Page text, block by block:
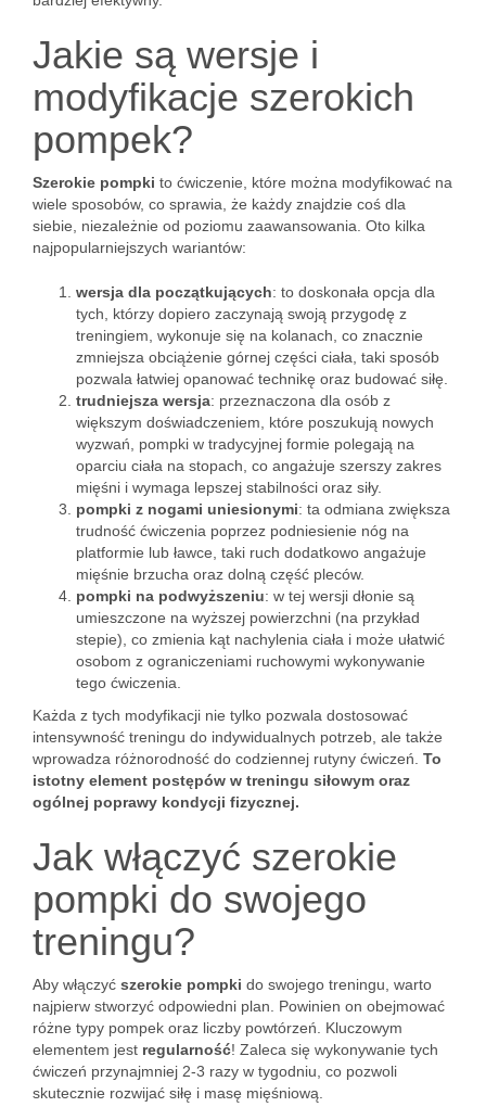
Jakie są wersje i
modyfikacje szerokich
pompek?
Szerokie pompki to ćwiczenie, które można modyfikować na
wiele sposobów, co sprawia, że każdy znajdzie coś dla
siebie, niezależnie od poziomu zaawansowania. Oto kilka
najpopularniejszych wariantów:
wersja dla początkujących: to doskonała opcja dla
tych, którzy dopiero zaczynają swoją przygodę z
treningiem, wykonuje się na kolanach, co znacznie
zmniejsza obciążenie górnej części ciała, taki sposób
pozwala łatwiej opanować technikę oraz budować siłę.
trudniejsza wersja: przeznaczona dla osób z
większym doświadczeniem, które poszukują nowych
wyzwań, pompki w tradycyjnej formie polegają na
oparciu ciała na stopach, co angażuje szerszy zakres
mięśni i wymaga lepszej stabilności oraz siły.
pompki z nogami uniesionymi: ta odmiana zwiększa
trudność ćwiczenia poprzez podniesienie nóg na
platformie lub ławce, taki ruch dodatkowo angażuje
mięśnie brzucha oraz dolną część pleców.
pompki na podwyższeniu: w tej wersji dłonie są
umieszczone na wyższej powierzchni (na przykład
stepie), co zmienia kąt nachylenia ciała i może ułatwić
osobom z ograniczeniami ruchowymi wykonywanie
tego ćwiczenia.
Każda z tych modyfikacji nie tylko pozwala dostosować
intensywność treningu do indywidualnych potrzeb, ale także
wprowadza różnorodność do codziennej rutyny ćwiczeń. To
istotny element postępów w treningu siłowym oraz
ogólnej poprawy kondycji fizycznej.
Jak włączyć szerokie
pompki do swojego
treningu?
Aby włączyć szerokie pompki do swojego treningu, warto
najpierw stworzyć odpowiedni plan. Powinien on obejmować
różne typy pompek oraz liczby powtórzeń. Kluczowym
elementem jest regularność! Zaleca się wykonywanie tych
ćwiczeń przynajmniej 2-3 razy w tygodniu, co pozwoli
skutecznie rozwijać siłę i masę mięśniową.